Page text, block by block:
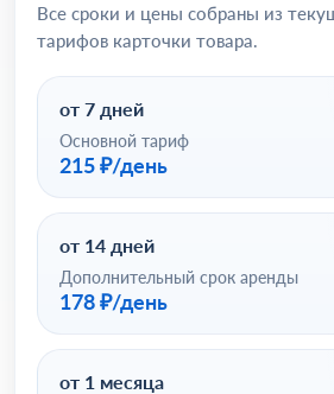
Все сроки и цены собраны из
тарифов карточки товара.
от 7 дней
Основной тариф
215 ₽/день
от 14 дней
Дополнительный срок аренды
178 ₽/день
от 1 месяца